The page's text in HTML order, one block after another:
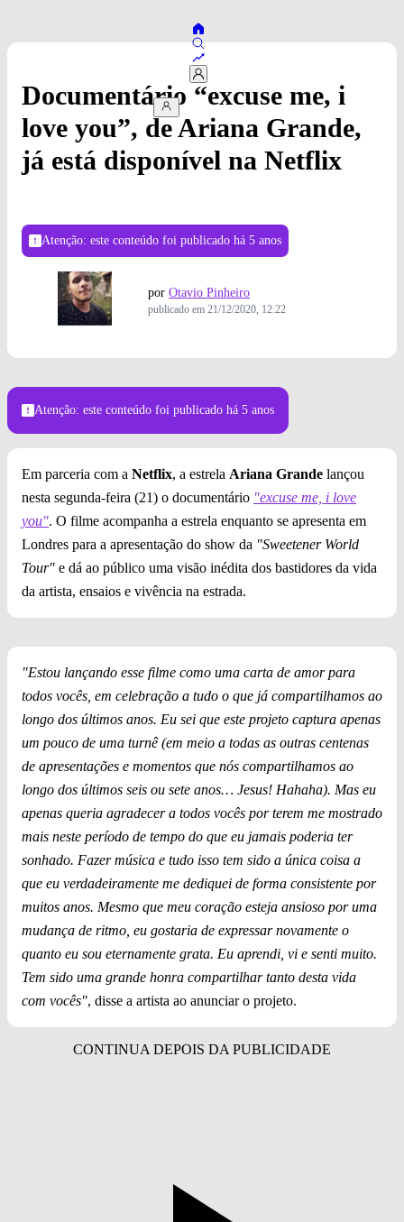
Documentário “excuse me, i
love you”, de Ariana Grande,
já está disponível na Netflix
Atenção: este conteúdo foi publicado há 5 anos
por Otavio Pinheiro
publicado em 21/12/2020, 12:22
Atenção: este conteúdo foi publicado há 5 anos
Em parceria com a Netflix, a estrela Ariana Grande lançou
nesta segunda-feira (21) o documentário "excuse me, i love
you". O filme acompanha a estrela enquanto se apresenta em
Londres para a apresentação do show da "Sweetener World
Tour" e dá ao público uma visão inédita dos bastidores da vida
da artista, ensaios e vivência na estrada.
"Estou lançando esse filme como uma carta de amor para
todos vocês, em celebração a tudo o que já compartilhamos ao
longo dos últimos anos. Eu sei que este projeto captura apenas
um pouco de uma turnê (em meio a todas as outras centenas
de apresentações e momentos que nós compartilhamos ao
longo dos últimos seis ou sete anos… Jesus! Hahaha). Mas eu
apenas queria agradecer a todos vocês por terem me mostrado
mais neste período de tempo do que eu jamais poderia ter
sonhado. Fazer música e tudo isso tem sido a única coisa a
que eu verdadeiramente me dediquei de forma consistente por
muitos anos. Mesmo que meu coração esteja ansioso por uma
mudança de ritmo, eu gostaria de expressar novamente o
quanto eu sou eternamente grata. Eu aprendi, vi e senti muito.
Tem sido uma grande honra compartilhar tanto desta vida
com vocês", disse a artista ao anunciar o projeto.